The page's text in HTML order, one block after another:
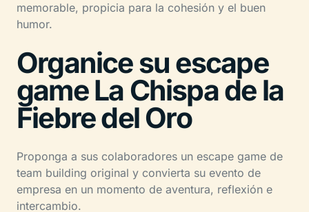
memorable, propicia para la cohesión y el buen
humor.
Organice su escape
game La Chispa de la
Fiebre del Oro
Proponga a sus colaboradores un escape game de
team building original y convierta su evento de
empresa en un momento de aventura, reflexión e
intercambio.